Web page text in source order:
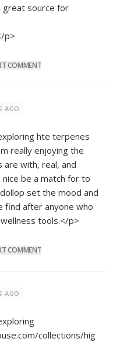
great source for
p>
COMMENT
AGO
hte terpenes
really enjoying the
are with, real, and
be a match for to
set the mood and
find after anyone who
tools.</p>
COMMENT
AGO
collections/hig